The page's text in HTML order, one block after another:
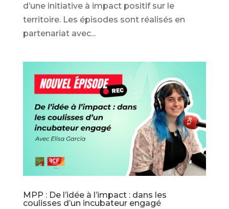
d’une initiative à impact positif sur le
territoire. Les épisodes sont réalisés en
partenariat avec...
MPP : De l’idée à l’impact : dans les
coulisses d’un incubateur engagé